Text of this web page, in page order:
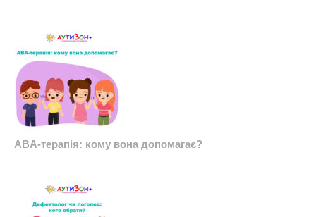
ABA-терапія: кому вона допомагає?